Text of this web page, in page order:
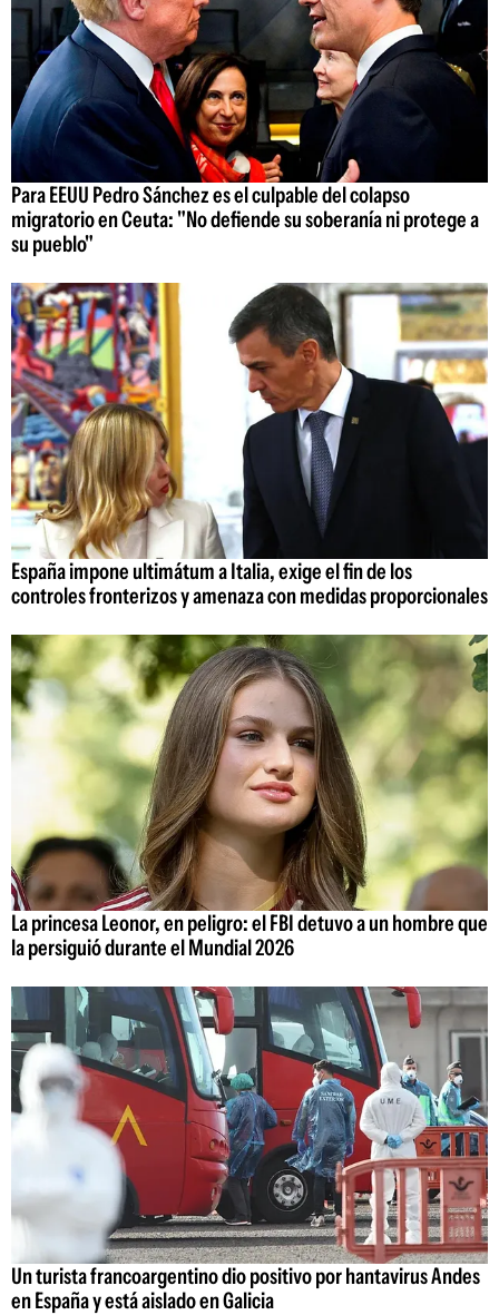
Para EEUU Pedro Sánchez es el culpable del colapso
migratorio en Ceuta: "No defiende su soberanía ni protege a
su pueblo"
España impone ultimátum a Italia, exige el fin de los
controles fronterizos y amenaza con medidas proporcionales
La princesa Leonor, en peligro: el FBI detuvo a un hombre que
la persiguió durante el Mundial 2026
Un turista francoargentino dio positivo por hantavirus Andes
en España y está aislado en Galicia